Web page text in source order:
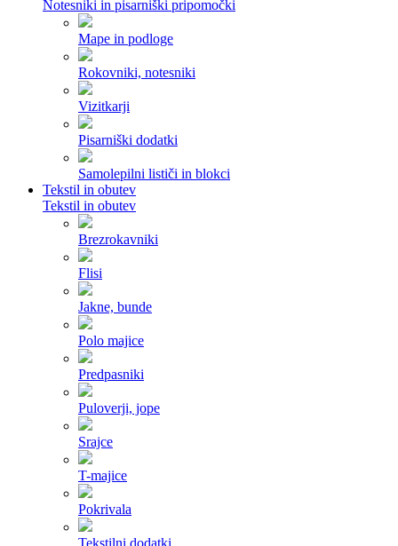
Notesniki in pisarniški pripomočki
Mape in podloge
Rokovniki, notesniki
Vizitkarji
Pisarniški dodatki
Samolepilni lističi in blokci
Tekstil in obutev
Tekstil in obutev
Brezrokavniki
Flisi
Jakne, bunde
Polo majice
Predpasniki
Puloverji, jope
Srajce
T-majice
Pokrivala
Tekstilni dodatki